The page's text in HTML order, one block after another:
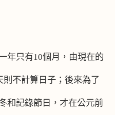
年只有10個月，由現在的
則不計算日子；後來為了
和記錄節日，才在公元前